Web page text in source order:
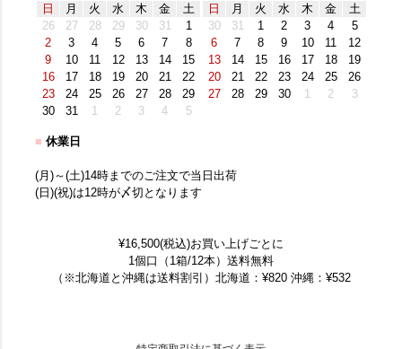
日
月 火 水 木 金
土
26
27 28 29 30 31
1
2
3 4 5 6 7
8
9
10 11 12 13 14
15
16
17 18 19 20 21
22
23
24 25 26 27 28
29
30
31 1 2 3 4 5
日
月 火 水 木 金
土
30
31 1 2 3 4
5
6
7 8 9 10 11
12
13
14 15 16 17 18
19
20
21 22 23 24 25
26
27
28 29 30 1 2 3
■ 休業日
(月)～(土)14時までのご注文で当日出荷
(日)(祝)は12時が〆切となります
¥16,500(税込)お買い上げごとに
1個口（1箱/12本）送料無料
（※北海道と沖縄は送料割引）北海道：¥820 沖縄：¥532